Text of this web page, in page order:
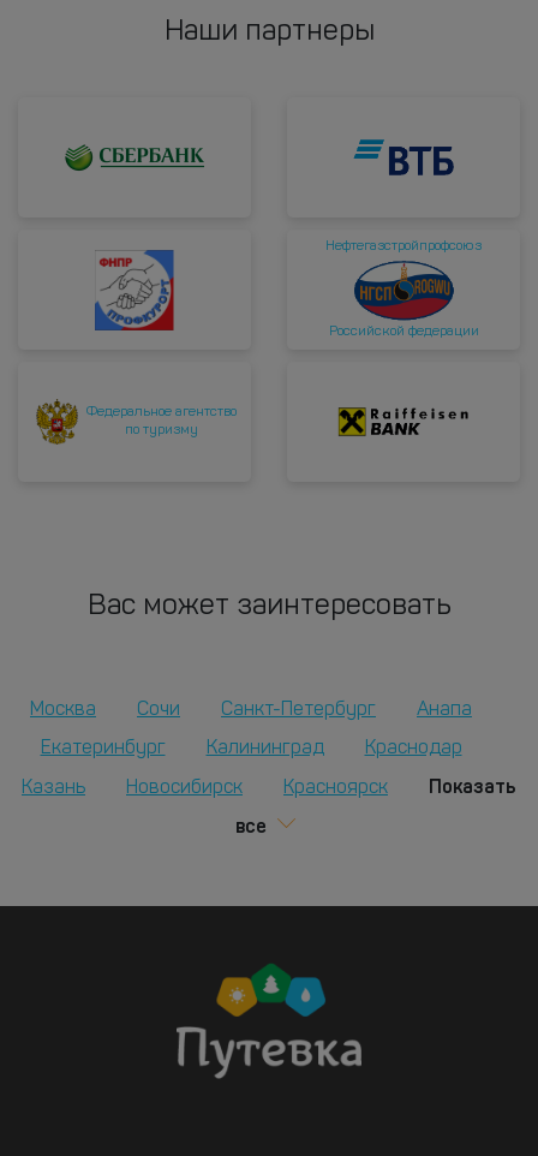
Наши партнеры
Нефтегазстройпрофсоюз
Российской федерации
Федеральное агентство
по туризму
Вас может заинтересовать
Москва Сочи Санкт-Петербург
Анапа
Екатеринбург
Калининград Краснодар
Казань Новосибирск Красноярск
Показать
все